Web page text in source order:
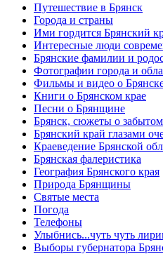
Путешествие в Брянск
Города и страны
Ими гордится Брянский
Интересные люди
Брянские фамилии и
Фотографии города и
Фильмы и видео о
Книги о Брянском крае
Песни о Брянщине
Брянск, сюжеты о
Брянский край глазами
Краеведение Брянской
Брянская фалеристика
География Брянского края
Природа Брянщины
Святые места
Погода
Телефоны
Улыбнись...чуть чуть
Выборы губернатора